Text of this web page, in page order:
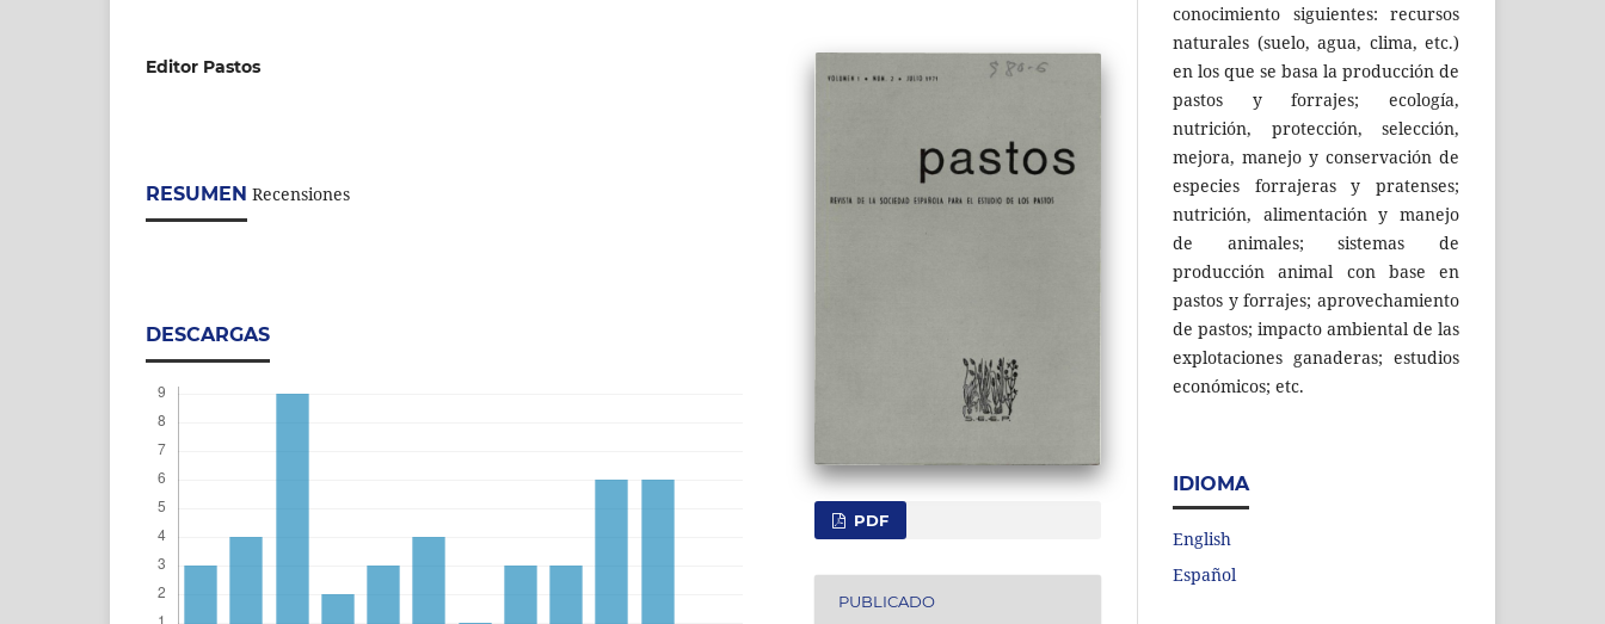
Editor Pastos
RESUMEN Recensiones
DESCARGAS
PDF
PUBLICADO
conocimiento siguientes: recursos
naturales (suelo, agua, clima, etc.)
en los que se basa la producción de
pastos y forrajes; ecología,
nutrición, protección, selección,
mejora, manejo y conservación de
especies forrajeras y pratenses;
nutrición, alimentación y manejo
de animales; sistemas de
producción animal con base en
pastos y forrajes; aprovechamiento
de pastos; impacto ambiental de las
explotaciones ganaderas; estudios
económicos; etc.
IDIOMA
English
Español